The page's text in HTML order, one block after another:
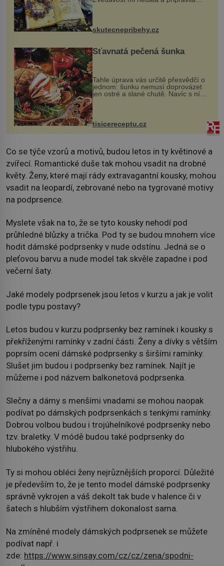
jsem si z nich lektvar… Zimní pobyt
na chalupě se pro mě vlastní vinou
změnil v děsivý zážitek, na kt...
skutecnepribehy.cz
Šťavnatá pečená šunka
Tahle úprava vás určitě přesvědčí o
jednom: šunku nemusí doprovázet
jen ostré a slané chutě. Navíc s ní
nakrmíte poměrně hodně hladových
krků. Ingredience sádlo 3 kg šunky
vcelku 3 stroužky česneku hl...
tisicereceptu.cz
Co se týče vzorů a motivů, budou letos in ty květinové a
zvířecí. Romantické duše tak mohou vsadit na drobné
květy. Ženy, které mají rády extravagantní kousky, mohou
vsadit na leopardí, zebrované nebo na tygrované motivy
na podprsence.
Myslete však na to, že se tyto kousky nehodí pod
průhledné blůzky a trička. Pod ty se budou mnohem více
hodit dámské podprsenky v nude odstínu. Jedná se o
pleťovou barvu a nude model tak skvěle zapadne i pod
večerní šaty.
Jaké modely podprsenek jsou letos v kurzu a jak je volit
podle typu postavy?
Letos budou v kurzu podprsenky bez ramínek i kousky s
překříženými ramínky v zadní části. Ženy a dívky s větším
poprsím ocení dámské podprsenky s širšími ramínky.
Slušet jim budou i podprsenky bez ramínek. Najít je
můžeme i pod názvem balkonetová podprsenka.
Slečny a dámy s menšími vnadami se mohou naopak
podívat po dámských podprsenkách s tenkými ramínky.
Dobrou volbou budou i trojúhelníkové podprsenky nebo
tzv. braletky. V módě budou také podprsenky do
hlubokého výstřihu.
Ty si mohou obléci ženy nejrůznějších proporcí. Důležité
je především to, že je tento model dámské podprsenky
správně vykrojen a váš dekolt tak bude v halence či v
šatech s hlubším výstřihem dokonalost sama.
Na zmíněné modely dámských podprsenek se můžete
podívat např. i
zde: https://www.sinsay.com/cz/cz/zena/spodni-